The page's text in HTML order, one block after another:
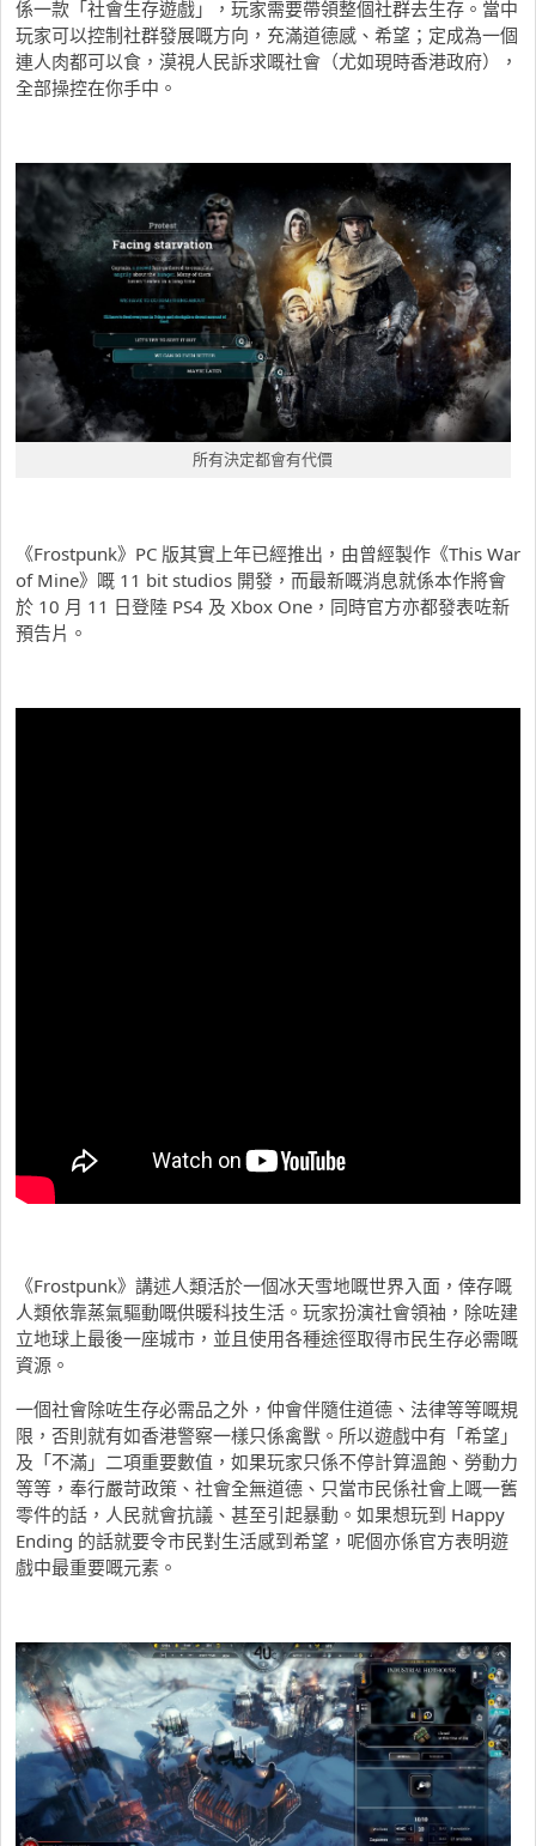
係一款「社會生存遊戲」，玩家需要帶領整個社群去生存。當中
玩家可以控制社群發展嘅方向，充滿道德感、希望；定成為一個
連人肉都可以食，漠視人民訴求嘅社會（尤如現時香港政府），
全部操控在你手中。
所有決定都會有代價
《Frostpunk》PC 版其實上年已經推出，由曾經製作《This War
of Mine》嘅 11 bit studios 開發，而最新嘅消息就係本作將會
於 10 月 11 日登陸 PS4 及 Xbox One，同時官方亦都發表咗新
預告片。
《Frostpunk》講述人類活於一個冰天雪地嘅世界入面，倖存嘅
人類依靠蒸氣驅動嘅供暖科技生活。玩家扮演社會領袖，除咗建
立地球上最後一座城市，並且使用各種途徑取得市民生存必需嘅
資源。
一個社會除咗生存必需品之外，仲會伴隨住道德、法律等等嘅規
限，否則就有如香港警察一樣只係禽獸。所以遊戲中有「希望」
及「不滿」二項重要數值，如果玩家只係不停計算溫飽、勞動力
等等，奉行嚴苛政策、社會全無道德、只當市民係社會上嘅一舊
零件的話，人民就會抗議、甚至引起暴動。如果想玩到 Happy
Ending 的話就要令市民對生活感到希望，呢個亦係官方表明遊
戲中最重要嘅元素。